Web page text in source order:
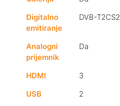
Digitalno
emitiranje
DVB-T2CS2
Analogni
prijemnik
Da
HDMI
3
USB
2